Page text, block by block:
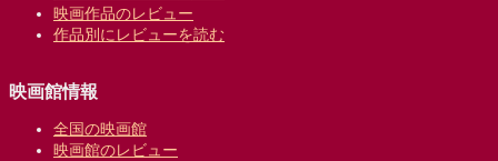
映画作品のレビュー
作品別にレビューを読む
映画館情報
全国の映画館
映画館のレビュー